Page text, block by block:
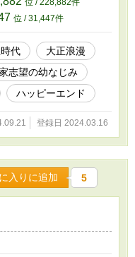
たのは、十二歳の夏に出
、虎臣は十二歳に初めて
、なぜ手紙の返事をくれ
てしまい──。
位 / 228,882件
位 / 31,447件
代
大正浪漫
志望の幼なじみ
ハッピーエンド
登録日 2024.03.16
入りに追加 5